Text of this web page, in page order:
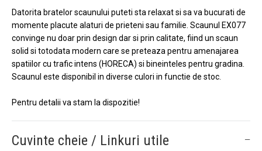
Datorita bratelor scaunului puteti sta relaxat si sa va bucurati de
momente placute alaturi de prieteni sau familie. Scaunul EX077
convinge nu doar prin design dar si prin calitate, fiind un scaun
solid si totodata modern care se preteaza pentru amenajarea
spatiilor cu trafic intens (HORECA) si bineinteles pentru gradina.
Scaunul este disponibil in diverse culori in functie de stoc.
Pentru detalii va stam la dispozitie!
Cuvinte cheie / Linkuri utile